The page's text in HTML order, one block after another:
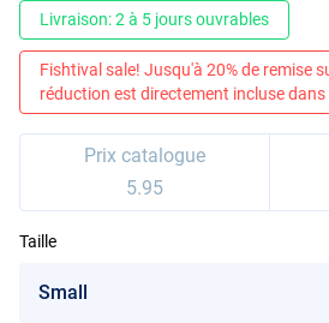
Livraison: 2 à 5 jours ouvrables
Fishtival sale! Jusqu'à 20% de remise
réduction est directement incluse dans
Prix catalogue
5.95
Taille